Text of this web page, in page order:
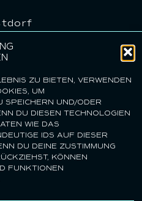
ZU BIETEN, VERWENDEN
UM
SPEICHERN UND/ODER
DU DIESEN TECHNOLOGIEN
WIE DAS
IDS AUF DIESER
DU DEINE ZUSTIMMUNG
KÖNNEN
FUNKTIONEN
1803.de
10